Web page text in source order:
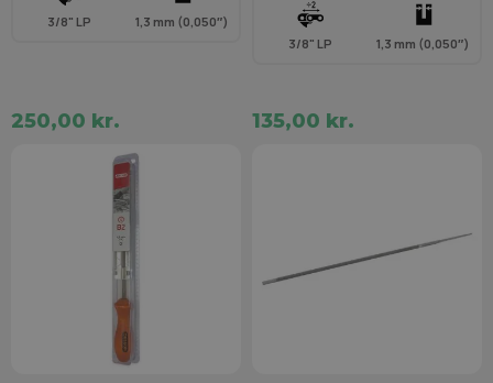
3/8" LP 1,3 mm (0,050″)
250,00 kr.
3/8" LP 1,3 mm (0,050″)
135,00 kr.